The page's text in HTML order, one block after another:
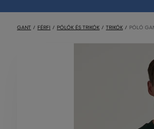
GANT FÉRFI PÓLÓK ÉS TRIKÓK TRIKÓK PÓLÓ